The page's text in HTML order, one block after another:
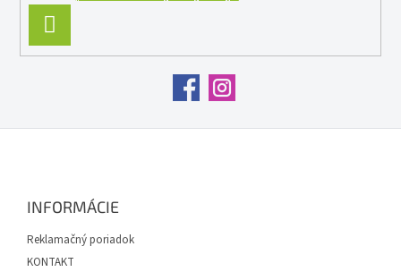
SA
INFORMÁCIE
Reklamačný poriadok
KONTAKT